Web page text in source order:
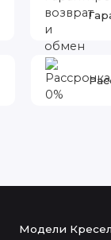
Модели Кресел